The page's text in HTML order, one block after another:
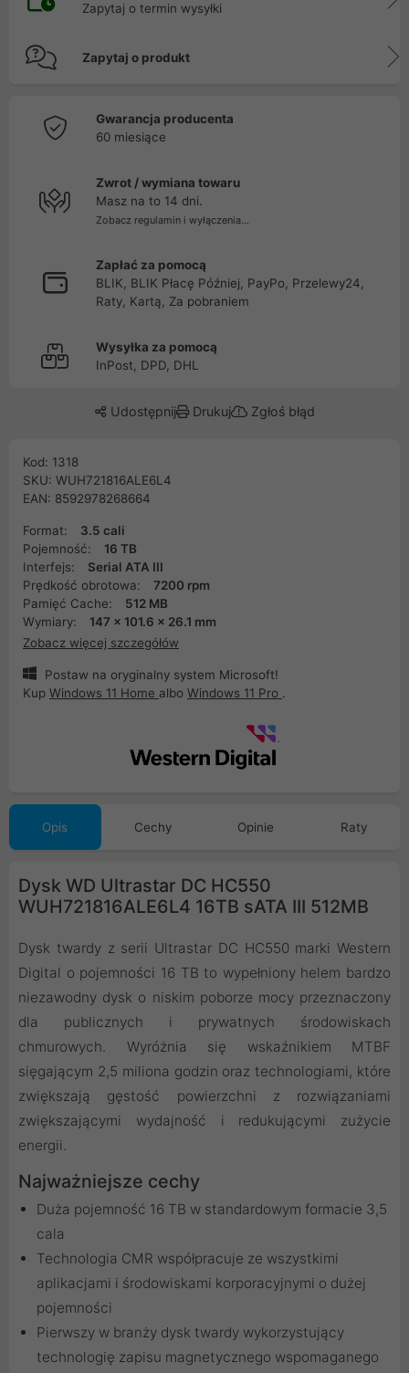
Zapytaj o termin wysyłki
Zapytaj o produkt
Gwarancja producenta
60 miesiące
Zwrot / wymiana towaru
Masz na to 14 dni.
Zobacz regulamin i wyłączenia...
Zapłać za pomocą
BLIK, BLIK Płacę Później, PayPo, Przelewy24,
Raty, Kartą, Za pobraniem
Wysyłka za pomocą
InPost, DPD, DHL
Udostępnij Drukuj Zgłoś błąd
Kod: 1318
SKU: WUH721816ALE6L4
EAN: 8592978268664
Format:
3.5 cali
Pojemność:
16 TB
Interfejs:
Serial ATA III
Prędkość obrotowa:
7200 rpm
Pamięć Cache:
512 MB
Wymiary:
147 x 101.6 x 26.1 mm
Zobacz więcej szczegółów
Postaw na oryginalny system Microsoft!
Kup Windows 11 Home albo Windows 11 Pro .
Opis Cechy Opinie Raty
Dysk WD Ultrastar DC HC550
WUH721816ALE6L4 16TB sATA III 512MB
Dysk twardy z serii Ultrastar DC HC550 marki Western
Digital o pojemności 16 TB to wypełniony helem bardzo
niezawodny dysk o niskim poborze mocy przeznaczony
dla publicznych i prywatnych środowiskach
chmurowych. Wyróżnia się wskaźnikiem MTBF
sięgającym 2,5 miliona godzin oraz technologiami, które
zwiększają gęstość powierzchni z rozwiązaniami
zwiększającymi wydajność i redukującymi zużycie
energii.
Najważniejsze cechy
Duża pojemność 16 TB w standardowym formacie 3,5
cala
Technologia CMR współpracuje ze wszystkimi
aplikacjami i środowiskami korporacyjnymi o dużej
pojemności
Pierwszy w branży dysk twardy wykorzystujący
technologię zapisu magnetycznego wspomaganego